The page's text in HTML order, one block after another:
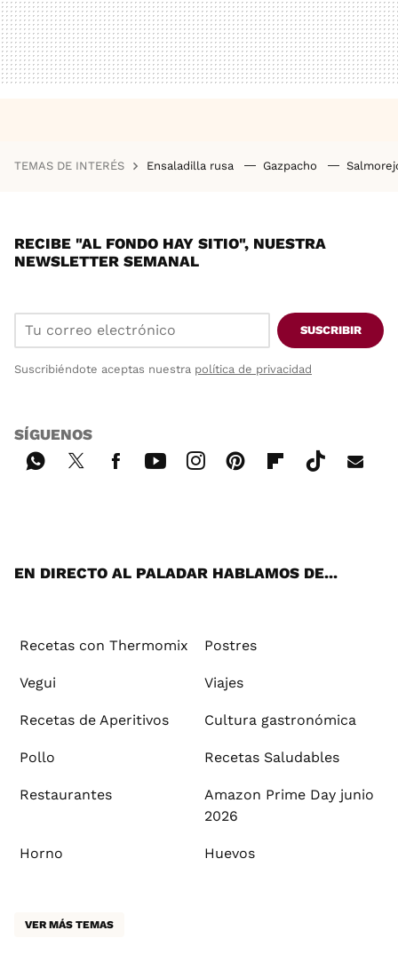
TEMAS DE INTERÉS Ensaladilla rusa Gazpacho
RECIBE "AL FONDO HAY SITIO", NUESTRA
NEWSLETTER SEMANAL
SUSCRIBIR
Suscribiéndote aceptas nuestra política de privacidad
SÍGUENOS
EN DIRECTO AL PALADAR HABLAMOS DE...
Recetas con Thermomix Postres
Vegui Viajes
Recetas de Aperitivos Cultura gastronómica
Pollo Recetas Saludables
Restaurantes
Amazon Prime Day junio
2026
Horno Huevos
VER MÁS TEMAS